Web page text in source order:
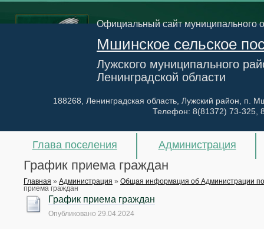
Официальный сайт муниципального
Мшинское сельское
Лужского муниципального
Ленинградской области
188268, Ленинградская область, Лужский район, п.
Телефон: 8(81372) 73-325,
Глава поселения Администрация
График приема граждан
Главная » Администрация » Общая информация об Администрации
приема граждан
График приема граждан
Опубликовано 29.04.2024